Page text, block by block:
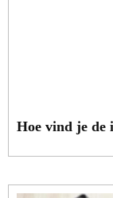
Hoe vind je de